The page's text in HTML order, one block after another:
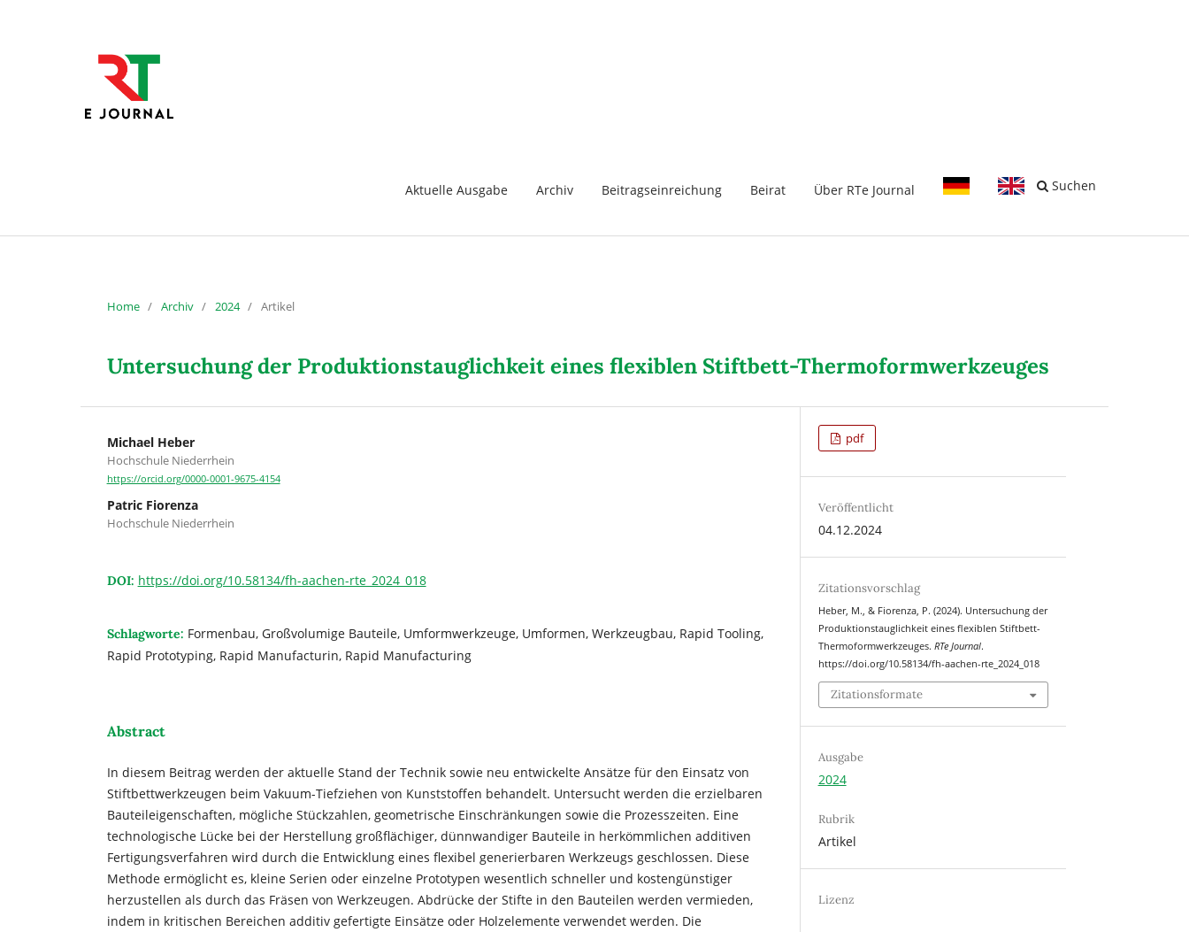
Aktuelle Ausgabe Archiv Beitragseinreichung Beirat Über RTe Journal Suchen
Home / Archiv / 2024 / Artikel
Untersuchung der Produktionstauglichkeit eines flexiblen Stiftbett-Thermoformwerkzeuges
Michael Heber
Hochschule Niederrhein
https://orcid.org/0000-0001-9675-4154
Patric Fiorenza
Hochschule Niederrhein
DOI: https://doi.org/10.58134/fh-aachen-rte_2024_018
Schlagworte: Formenbau, Großvolumige Bauteile, Umformwerkzeuge, Umformen, Werkzeugbau, Rapid Tooling,
Rapid Prototyping, Rapid Manufacturin, Rapid Manufacturing
Abstract
In diesem Beitrag werden der aktuelle Stand der Technik sowie neu entwickelte Ansätze für den Einsatz von
Stiftbettwerkzeugen beim Vakuum-Tiefziehen von Kunststoffen behandelt. Untersucht werden die erzielbaren
Bauteileigenschaften, mögliche Stückzahlen, geometrische Einschränkungen sowie die Prozesszeiten. Eine
technologische Lücke bei der Herstellung großflächiger, dünnwandiger Bauteile in herkömmlichen additiven
Fertigungsverfahren wird durch die Entwicklung eines flexibel generierbaren Werkzeugs geschlossen. Diese
Methode ermöglicht es, kleine Serien oder einzelne Prototypen wesentlich schneller und kostengünstiger
herzustellen als durch das Fräsen von Werkzeugen. Abdrücke der Stifte in den Bauteilen werden vermieden,
indem in kritischen Bereichen additiv gefertigte Einsätze oder Holzelemente verwendet werden. Die
pdf
Veröffentlicht
04.12.2024
Zitationsvorschlag
Heber, M., & Fiorenza, P. (2024). Untersuchung der
Produktionstauglichkeit eines flexiblen Stiftbett-
Thermoformwerkzeuges. RTe Journal.
https://doi.org/10.58134/fh-aachen-rte_2024_018
Zitationsformate
Ausgabe
2024
Rubrik
Artikel
Lizenz